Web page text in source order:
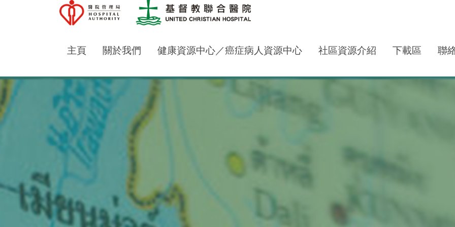
主頁 關於我們 健康資源中心／癌症病人資源中心 社區資源介紹 下載區 聯